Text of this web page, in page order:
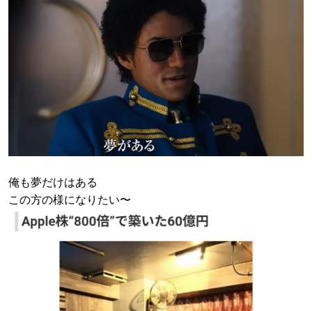
俺も夢だけはある
この方の様になりたい〜